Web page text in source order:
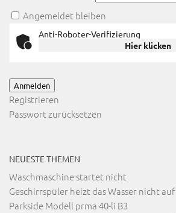
Angemeldet bleiben
Anti-Roboter-Verifizierung
Hier klicken
Anmelden
Registrieren
Passwort zurücksetzen
NEUESTE THEMEN
Waschmaschine startet nicht
Geschirrspüler heizt das Wasser nicht auf
Parkside Modell prma 40-li B3